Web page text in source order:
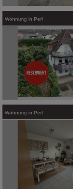
Wohnung in Perl
Wohnung in Perl